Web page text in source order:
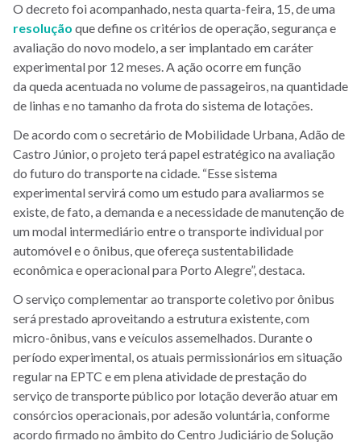
O decreto foi acompanhado, nesta quarta-feira, 15, de uma
resolução que define os critérios de operação, segurança e
avaliação do novo modelo, a ser implantado em caráter
experimental por 12 meses. A ação ocorre em função
da queda acentuada no volume de passageiros, na quantidade
de linhas e no tamanho da frota do sistema de lotações.
De acordo com o secretário de Mobilidade Urbana, Adão de
Castro Júnior, o projeto terá papel estratégico na avaliação
do futuro do transporte na cidade. “Esse sistema
experimental servirá como um estudo para avaliarmos se
existe, de fato, a demanda e a necessidade de manutenção de
um modal intermediário entre o transporte individual por
automóvel e o ônibus, que ofereça sustentabilidade
econômica e operacional para Porto Alegre”, destaca.
O serviço complementar ao transporte coletivo por ônibus
será prestado aproveitando a estrutura existente, com
micro-ônibus, vans e veículos assemelhados. Durante o
período experimental, os atuais permissionários em situação
regular na EPTC e em plena atividade de prestação do
serviço de transporte público por lotação deverão atuar em
consórcios operacionais, por adesão voluntária, conforme
acordo firmado no âmbito do Centro Judiciário de Solução